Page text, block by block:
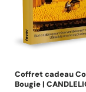
Coffret cadeau
Bougie |